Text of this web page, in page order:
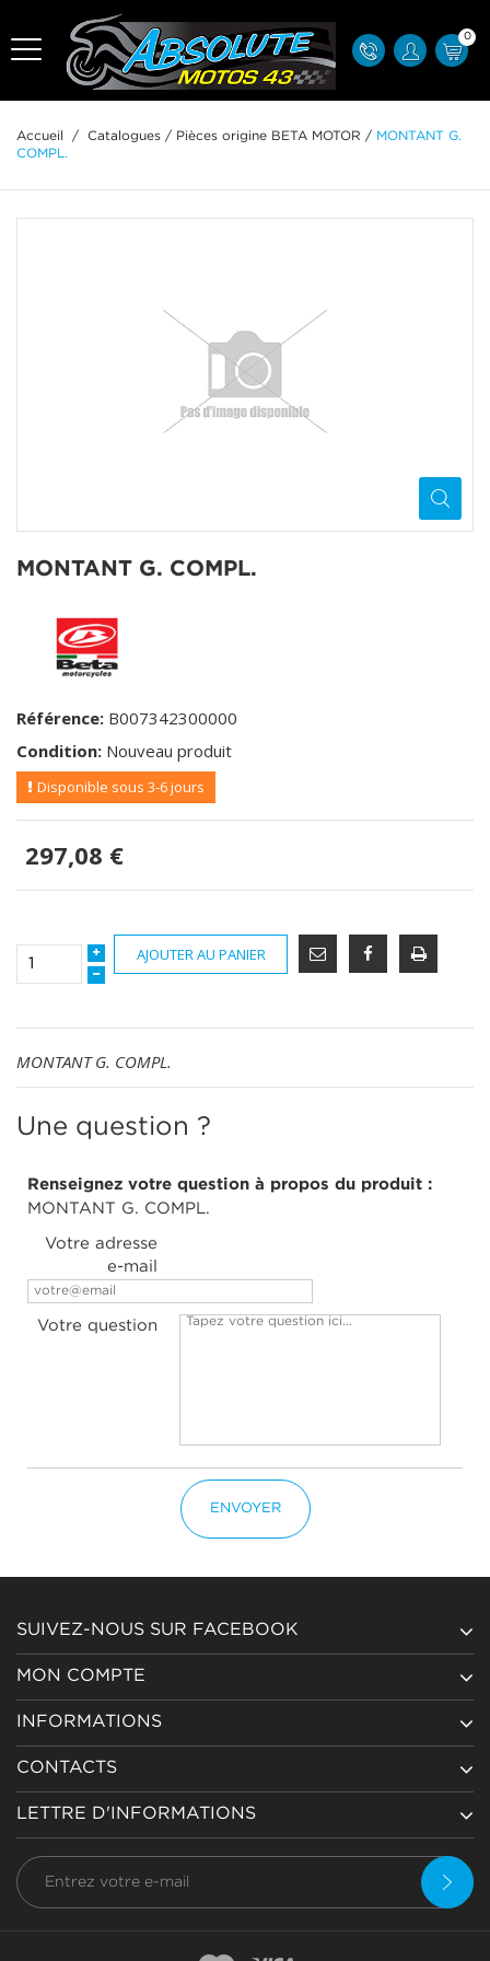
0
Accueil / Catalogues / Pièces origine BETA MOTOR /
MONTANT G.
COMPL.
MONTANT G. COMPL.
Référence: B007342300000
Condition: Nouveau produit
Disponible sous 3-6 jours
297,08 €
AJOUTER AU PANIER
MONTANT G. COMPL.
Une question ?
Renseignez votre question à propos du produit :
MONTANT G. COMPL.
Votre adresse
e-mail
Votre question
ENVOYER
SUIVEZ-NOUS SUR FACEBOOK
MON COMPTE
INFORMATIONS
CONTACTS
LETTRE D'INFORMATIONS